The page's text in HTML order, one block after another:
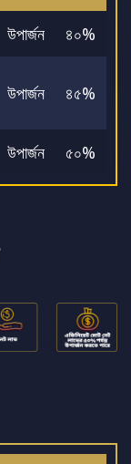
উপার্জন ৪০%
উপার্জন ৪৫%
উপার্জন ৫০%